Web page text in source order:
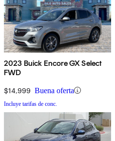
2023 Buick Encore GX Select
FWD
$14,999 Buena oferta
Incluye tarifas de conc.